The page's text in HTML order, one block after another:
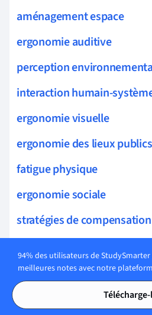
Tables des
Tables des
aménagement espace
ergonomie auditive
perception
interaction humain-
ergonomie visuelle
ergonomie des lieux publics
fatigue physique
ergonomie sociale
stratégies de compensation
conception
rééducation des fonctions
94% des utilisateurs de
meilleures notes avec notre